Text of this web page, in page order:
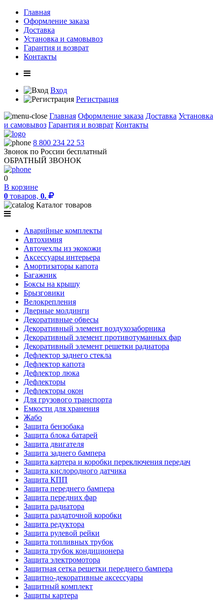
Главная
Оформление заказа
Доставка
Установка и самовывоз
Гарантия и возврат
Контакты
Вход
Регистрация
Главная Оформление заказа Доставка Установка
и самовывоз Гарантия и возврат Контакты
8 800 234 22 53
Звонок по России бесплатный
ОБРАТНЫЙ ЗВОНОК
0
В корзине
0 товаров, 0.
Каталог товаров
Аварийные комплекты
Автохимия
Авточехлы из экокожи
Аксессуары интерьера
Амортизаторы капота
Багажник
Боксы на крышу
Брызговики
Велокрепления
Дверные молдинги
Декоративные обвесы
Декоративный элемент воздухозаборника
Декоративный элемент противотуманных фар
Декоративный элемент решетки радиатора
Дефлектор заднего стекла
Дефлектор капота
Дефлектор люка
Дефлекторы
Дефлекторы окон
Для грузового транспорта
Емкости для хранения
Жабо
Защита бензобака
Защита блока батарей
Защита двигателя
Защита заднего бампера
Защита картера и коробки переключения передач
Защита кислородного датчика
Защита КПП
Защита переднего бампера
Защита передних фар
Защита радиатора
Защита раздаточной коробки
Защита редуктора
Защита рулевой рейки
Защита топливных трубок
Защита трубок кондиционера
Защита электромотора
Защитная сетка решетки переднего бампера
Защитно-декоративные аксессуары
Защитный комплект
Защиты картера